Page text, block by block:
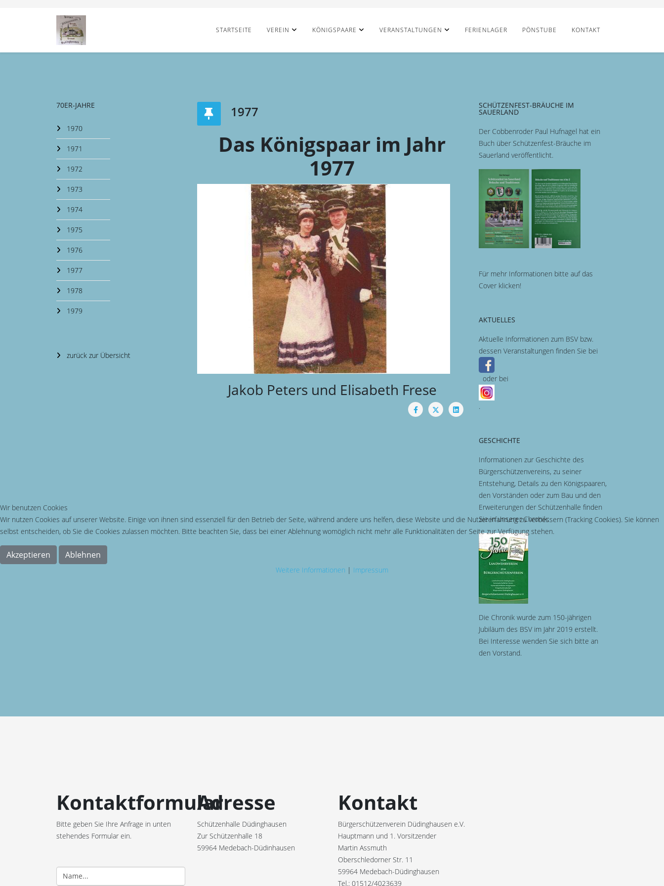
STARTSEITE VEREIN KÖNIGSPAARE VERANSTALTUNGEN FERIENLAGER PÖNSTUBE KONTAKT
70ER-JAHRE
1970
1971
1972
1973
1974
1975
1976
1977
1978
1979
zurück zur Übersicht
1977
Das Königspaar im Jahr
1977
Jakob Peters und Elisabeth Frese
SCHÜTZENFEST-BRÄUCHE IM
SAUERLAND
Der Cobbenroder Paul Hufnagel hat ein
Buch über Schützenfest-Bräuche im
Sauerland veröffentlicht.
Für mehr Informationen bitte auf das
Cover klicken!
AKTUELLES
Aktuelle Informationen zum BSV bzw.
dessen Veranstaltungen finden Sie bei
oder bei
.
GESCHICHTE
Informationen zur Geschichte des
Bürgerschützenvereins, zu seiner
Entstehung, Details zu den Königspaaren,
den Vorständen oder zum Bau und den
Erweiterungen der Schützenhalle finden
Sie in unserer Chronik:
Die Chronik wurde zum 150-jährigen
Jubiläum des BSV im Jahr 2019 erstellt.
Bei Interesse wenden Sie sich bitte an
den Vorstand.
Kontaktformular
Bitte geben Sie Ihre Anfrage in unten
stehendes Formular ein.
Adresse
Schützenhalle Düdinghausen
Zur Schützenhalle 18
59964 Medebach-Düdinhausen
Kontakt
Bürgerschützenverein Düdinghausen e.V.
Hauptmann und 1. Vorsitzender
Martin Assmuth
Oberschledorner Str. 11
59964 Medebach-Düdinghausen
Tel.: 01512/4023639
Wir benutzen Cookies
Wir nutzen Cookies auf unserer Website. Einige von ihnen sind essenziell für den Betrieb der Seite, während andere uns helfen, diese Website und die Nutzererfahrung zu verbessern (Tracking Cookies). Sie können
selbst entscheiden, ob Sie die Cookies zulassen möchten. Bitte beachten Sie, dass bei einer Ablehnung womöglich nicht mehr alle Funktionalitäten der Seite zur Verfügung stehen.
Akzeptieren Ablehnen
Weitere Informationen | Impressum